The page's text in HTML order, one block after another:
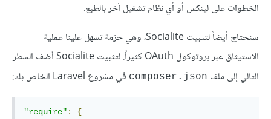
الخطوات على لينكس أو أي نظام تشغيل آخر بالطبع.
سنحتاج أيضاً لتثبيت Socialite، وهي حزمة تسهل علينا عملية
الاستيثاق عبر بروتوكول OAuth كثيراً. لتثبيت Socialite أضف السطر
التالي إلى ملف composer.json في مشروع Laravel الخاص بك:
"require" :
{